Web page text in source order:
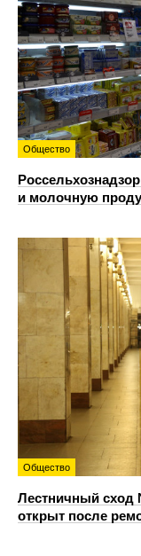
Общество
и молочную
Общество
Лестничный сход
открыт после